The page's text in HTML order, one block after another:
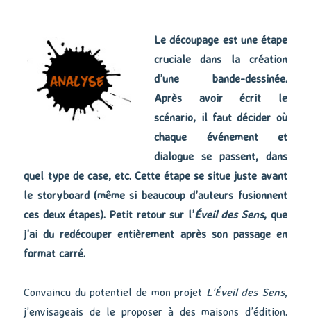
Le découpage est une étape
cruciale dans la création
d’une bande-dessinée.
Après avoir écrit le
scénario, il faut décider où
chaque événement et
dialogue se passent, dans
quel type de case, etc. Cette étape se situe juste avant
le storyboard (même si beaucoup d’auteurs fusionnent
ces deux étapes). Petit retour sur l’Éveil des Sens, que
j’ai du redécouper entièrement après son passage en
format carré.
Convaincu du potentiel de mon projet L’Éveil des Sens,
j’envisageais de le proposer à des maisons d’édition.